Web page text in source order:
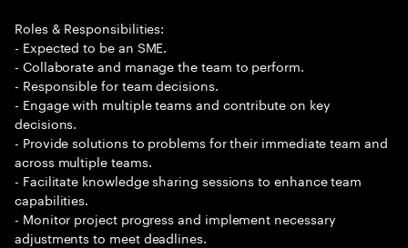
Roles & Responsibilities:
- Expected to be an SME.
- Collaborate and manage the team to perform.
- Responsible for team decisions.
- Engage with multiple teams and contribute on key
decisions.
- Provide solutions to problems for their immediate team and
across multiple teams.
- Facilitate knowledge sharing sessions to enhance team
capabilities.
- Monitor project progress and implement necessary
adjustments to meet deadlines.